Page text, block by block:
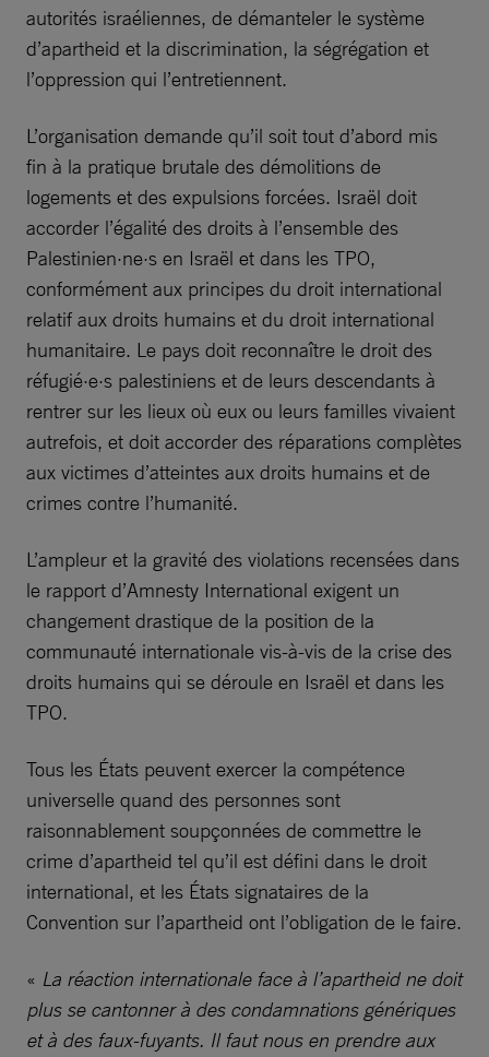
autorités israéliennes, de démanteler le système
d’apartheid et la discrimination, la ségrégation et
l’oppression qui l’entretiennent.
L’organisation demande qu’il soit tout d’abord mis
fin à la pratique brutale des démolitions de
logements et des expulsions forcées. Israël doit
accorder l’égalité des droits à l’ensemble des
Palestinien·ne·s en Israël et dans les TPO,
conformément aux principes du droit international
relatif aux droits humains et du droit international
humanitaire. Le pays doit reconnaître le droit des
réfugié·e·s palestiniens et de leurs descendants à
rentrer sur les lieux où eux ou leurs familles vivaient
autrefois, et doit accorder des réparations complètes
aux victimes d’atteintes aux droits humains et de
crimes contre l’humanité.
L’ampleur et la gravité des violations recensées dans
le rapport d’Amnesty International exigent un
changement drastique de la position de la
communauté internationale vis-à-vis de la crise des
droits humains qui se déroule en Israël et dans les
TPO.
Tous les États peuvent exercer la compétence
universelle quand des personnes sont
raisonnablement soupçonnées de commettre le
crime d’apartheid tel qu’il est défini dans le droit
international, et les États signataires de la
Convention sur l’apartheid ont l’obligation de le faire.
« La réaction internationale face à l’apartheid ne doit
plus se cantonner à des condamnations génériques
et à des faux-fuyants. Il faut nous en prendre aux